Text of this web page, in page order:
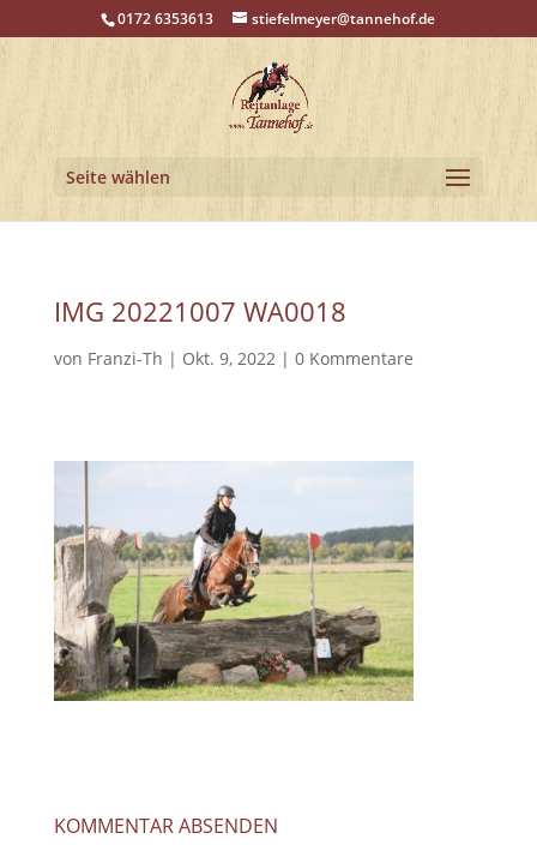
0172 6353613 stiefelmeyer@tannehof.de
Seite wählen
IMG 20221007 WA0018
von Franzi-Th | Okt. 9, 2022| 0 Kommentare
KOMMENTAR ABSENDEN